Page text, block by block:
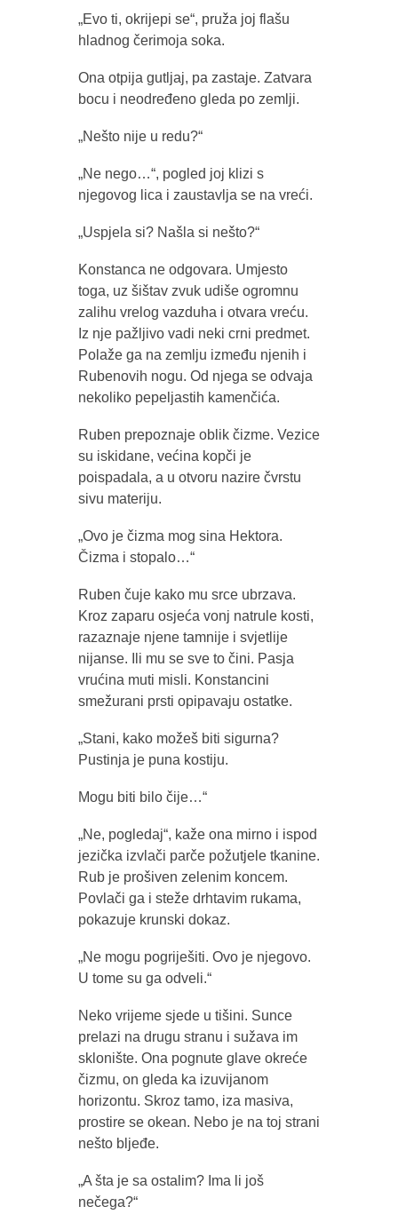
„Evo ti, okrijepi se“, pruža joj flašu
hladnog čerimoja soka.
Ona otpija gutljaj, pa zastaje. Zatvara
bocu i neodređeno gleda po zemlji.
„Nešto nije u redu?“
„Ne nego…“, pogled joj klizi s
njegovog lica i zaustavlja se na vreći.
„Uspjela si? Našla si nešto?“
Konstanca ne odgovara. Umjesto
toga, uz šištav zvuk udiše ogromnu
zalihu vrelog vazduha i otvara vreću.
Iz nje pažljivo vadi neki crni predmet.
Polaže ga na zemlju između njenih i
Rubenovih nogu. Od njega se odvaja
nekoliko pepeljastih kamenčića.
Ruben prepoznaje oblik čizme. Vezice
su iskidane, većina kopči je
poispadala, a u otvoru nazire čvrstu
sivu materiju.
„Ovo je čizma mog sina Hektora.
Čizma i stopalo…“
Ruben čuje kako mu srce ubrzava.
Kroz zaparu osjeća vonj natrule kosti,
razaznaje njene tamnije i svjetlije
nijanse. Ili mu se sve to čini. Pasja
vrućina muti misli. Konstancini
smežurani prsti opipavaju ostatke.
„Stani, kako možeš biti sigurna?
Pustinja je puna kostiju.
Mogu biti bilo čije…“
„Ne, pogledaj“, kaže ona mirno i ispod
jezička izvlači parče požutjele tkanine.
Rub je prošiven zelenim koncem.
Povlači ga i steže drhtavim rukama,
pokazuje krunski dokaz.
„Ne mogu pogriješiti. Ovo je njegovo.
U tome su ga odveli.“
Neko vrijeme sjede u tišini. Sunce
prelazi na drugu stranu i sužava im
sklonište. Ona pognute glave okreće
čizmu, on gleda ka izuvijanom
horizontu. Skroz tamo, iza masiva,
prostire se okean. Nebo je na toj strani
nešto bljeđe.
„A šta je sa ostalim? Ima li još
nečega?“